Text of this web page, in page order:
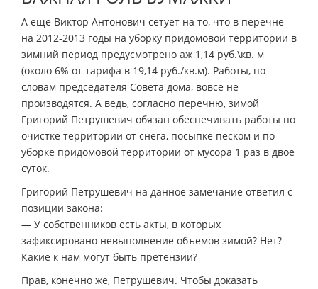
А еще Виктор Антонович сетует на то, что в перечне
на 2012-2013 годы на уборку придомовой территории в
зимний период предусмотрено аж 1,14 руб.\кв. м
(около 6% от тарифа в 19,14 руб./кв.м). Работы, по
словам председателя Совета дома, вовсе не
производятся. А ведь, согласно перечню, зимой
Григорий Петрушевич обязан обеспечивать работы по
очистке территории от снега, посыпке песком и по
уборке придомовой территории от мусора 1 раз в двое
суток.
Григорий Петрушевич на данное замечание ответил с
позиции закона:
— У собственников есть акты, в которых
зафиксировано невыполнение объемов зимой? Нет?
Какие к нам могут быть претензии?
Прав, конечно же, Петрушевич. Чтобы доказать